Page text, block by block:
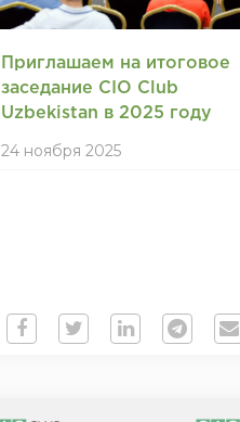
Приглашаем на итоговое
заседание CIO Club
Uzbekistan в 2025 году
24 ноября 2025